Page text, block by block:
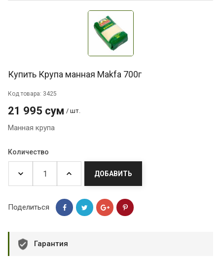
Купить Крупа манная Makfa 700г
Код товара: 3425
21 995 сум / шт.
Манная крупа
Количество
ДОБАВИТЬ
Поделиться
Гарантия